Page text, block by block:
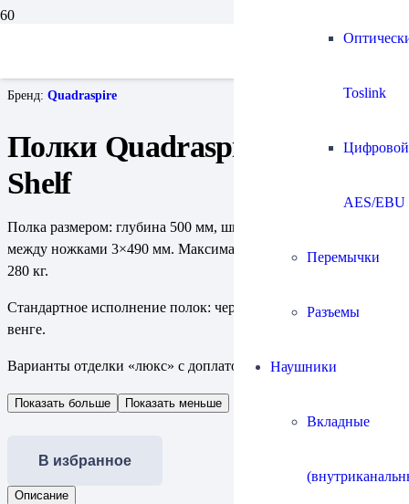
Toslink
Цифровой
AES/EBU
Перемычки
Разъемы
Наушники
Вкладные
Бренд: Quadraspire
Полки Quadraspire QAVX
Shelf
Полка размером: глубина 500 мм, ширина 1630 мм, ширина
между ножками 3×490 мм. Максимальная нагрузка на полку:
280 кг.
Стандартное исполнение полок: черный, вишня, дуб, клен,
венге.
Варианты отделки «люкс» с доплатой: бамбук.
Показать больше Показать меньше
В избранное
Описание